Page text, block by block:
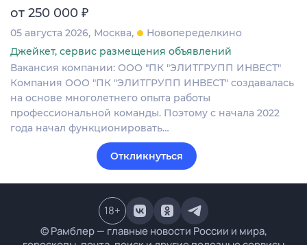
от 250 000 ₽
05 августа 2026 Москва
Новопеределкино
Джейкет, сервис размещения объявлений
Вакансия компании: ООО "ПК "ЭЛИТГРУПП ИНВЕСТ"
Компания ООО "ПК "ЭЛИТГРУПП ИНВЕСТ" создавалась
на основе многолетнего опыта работы
профессиональной команды. Поэтому с начала 2022
года начал функционировать…
Откликнуться
© Рамблер — главные новости России и мира,
18+